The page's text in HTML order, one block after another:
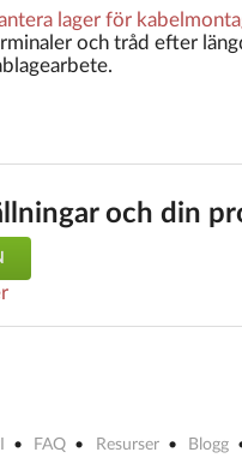
lager för
och tråd efter
och din
FAQ Resurser Blogg